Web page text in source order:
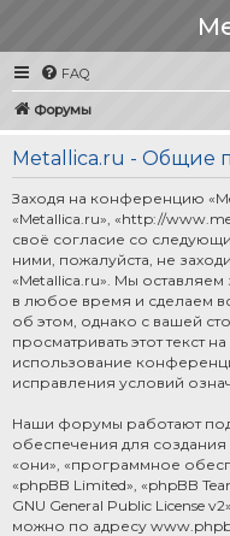
FAQ
Форумы
Metallica.ru - Общие
Заходя на конференцию
«Metallica.ru», «http://
своё согласие со
ними, пожалуйста, не
«Metallica.ru». Мы
в любое время и сделаем
об этом, однако с вашей
просматривать этот текст
использование
исправления условий
Наши форумы работают
обеспечения для
«они», «программное
«phpBB Limited», «phpBB
GNU General Public License v2
можно по адресу